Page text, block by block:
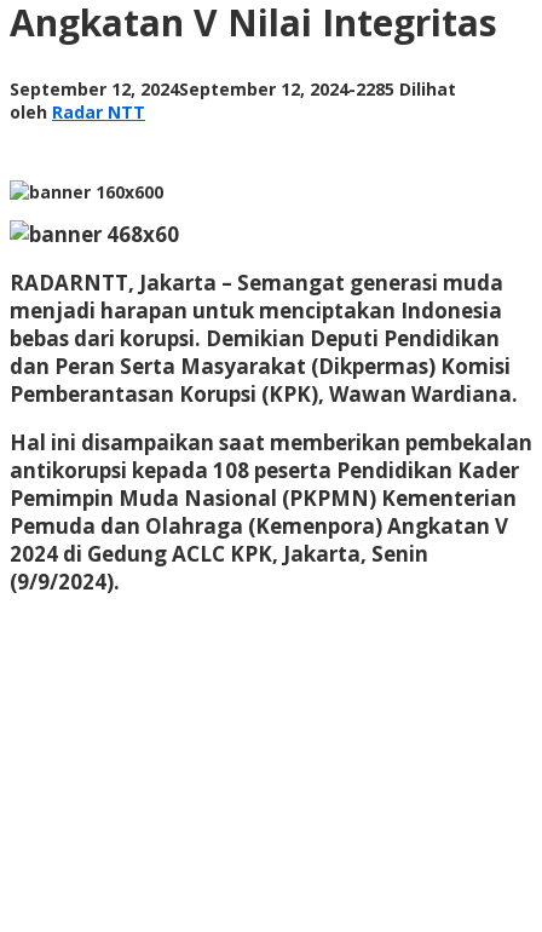
Angkatan
V
Integritas
Angkatan V Nilai Integritas
September 12, 2024September 12, 2024oleh
-2285 Dilihat
oleh Radar NTT
RADARNTT, Jakarta – Semangat generasi muda
menjadi harapan untuk menciptakan Indonesia
bebas dari korupsi. Demikian Deputi Pendidikan
dan Peran Serta Masyarakat (Dikpermas) Komisi
Pemberantasan Korupsi (KPK), Wawan Wardiana.
Hal ini disampaikan saat memberikan pembekalan
antikorupsi kepada 108 peserta Pendidikan Kader
Pemimpin Muda Nasional (PKPMN) Kementerian
Pemuda dan Olahraga (Kemenpora) Angkatan V
2024 di Gedung ACLC KPK, Jakarta, Senin
(9/9/2024).